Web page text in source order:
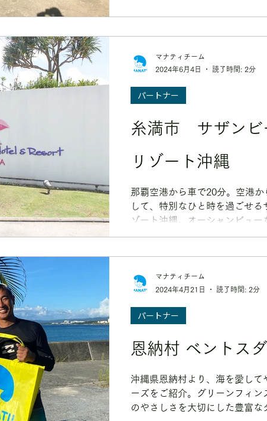
糸満市 サザンビ
リゾート沖縄
那覇空港から車で20分。空港
して、特別なひと時を過ごせる
ゾート沖縄。オーシャンビュー
パートナー
マナティチーム
2024年6月4日
読了時間: 2分
恩納村 ベントス
沖縄県恩納村より、海を愛して
ーズをご紹介。グリーンフィン
のやさしさを大切にした豊富な
パートナー
マナティチーム
2024年4月21日
読了時間: 2分